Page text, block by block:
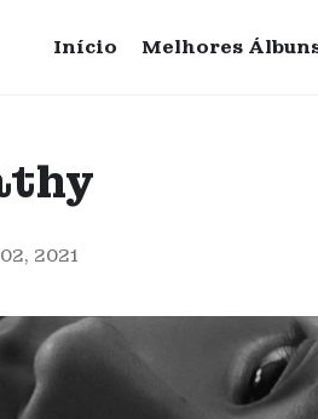
Início Melhores
2021